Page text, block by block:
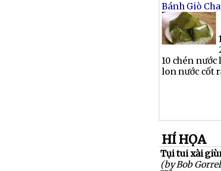
Bánh Giò
10 chén nước
lon nước cốt
HÍ HỌA
Tụi tui xài
(by Bob